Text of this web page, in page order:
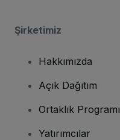
Şirketimiz
Hakkımızda
Açık Dağıtım
Ortaklık Programı
Yatırımcılar